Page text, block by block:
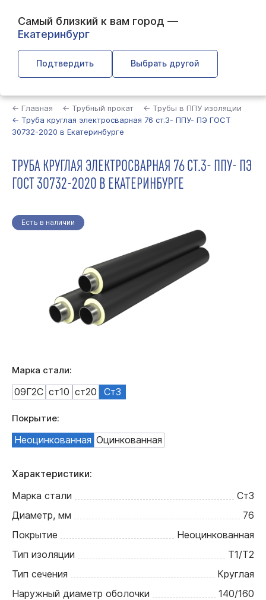
Самый близкий к вам город —
Екатеринбург
Подтвердить Выбрать другой
← Главная ← Трубный прокат
← Трубы в ППУ изоляции
← Труба круглая электросварная 76 ст.3- ППУ- ПЭ ГОСТ
30732-2020 в Екатеринбурге
ТРУБА КРУГЛАЯ ЭЛЕКТРОСВАРНАЯ 76 СТ.3- ППУ- ПЭ
ГОСТ 30732-2020 В ЕКАТЕРИНБУРГЕ
Есть в наличии
Марка стали:
09Г2С ст10 ст20 Ст3
Покрытие:
Неоцинкованная Оцинкованная
Характеристики:
Марка стали
Ст3
Диаметр, мм
76
Покрытие
Неоцинкованная
Тип изоляции
Т1/Т2
Тип сечения
Круглая
Наружный диаметр оболочки
140/160